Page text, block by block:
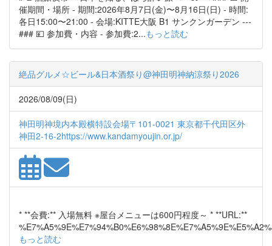
催期間・場所 - 期間:2026年8月7日(金)〜8月16日(日) - 時間:
各日15:00〜21:00 - 会場:KITTE大阪 B1 サンクンガーデン ---
### 💴 参加費・内容 - 参加費:2...もっと読む
絶品グルメ☆ビール&日本酒祭り@神田明神納涼祭り2026
2026/08/09(日)
神田明神境内本殿横特設会場〒101-0021 東京都千代田区外
神田2-16-2https://www.kandamyoujin.or.jp/
* **会費:** 入場無料 ※屋台メニューは600円程度～ * **URL:**
もっと読む